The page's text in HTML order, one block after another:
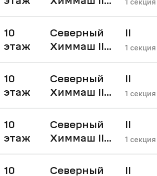
1 секция
10
этаж
Северный
Химмаш II
II
1 секция
10
этаж
Северный
Химмаш II
II
1 секция
10
этаж
Северный
Химмаш II
II
1 секция
10
Северный
II